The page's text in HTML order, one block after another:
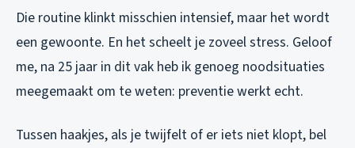
Die routine klinkt misschien intensief, maar het wordt
een gewoonte. En het scheelt je zoveel stress. Geloof
me, na 25 jaar in dit vak heb ik genoeg noodsituaties
meegemaakt om te weten: preventie werkt echt.
Tussen haakjes, als je twijfelt of er iets niet klopt, bel